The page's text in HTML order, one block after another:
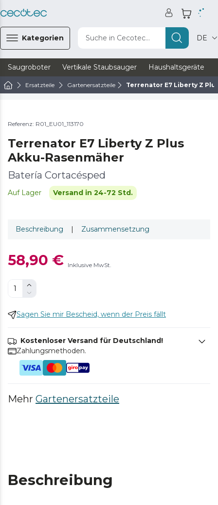
Kategorien Suche in Cecotec... DE
Saugroboter Vertikale Staubsauger Haushaltsgeräte
Ersatzteile Gartenersatzteile Terrenator E7 Liberty Z
Referenz: R01_EU01_113170
Terrenator E7 Liberty Z Plus
Akku-Rasenmäher
Batería Cortacésped
Auf Lager Versand in 24-72 Std.
Beschreibung | Zusammensetzung
58,90 € Inklusive MwSt.
Sagen Sie mir Bescheid, wenn der Preis fällt
Kostenloser Versand für Deutschland!
Zahlungsmethoden.
Mehr Gartenersatzteile
Beschreibung